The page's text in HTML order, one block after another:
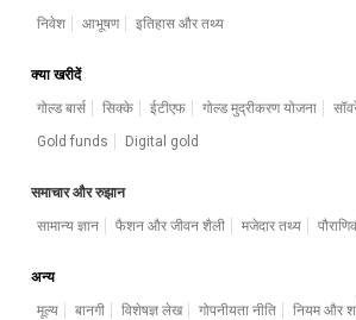
निवेश
आभूषण इतिहास और तथ्य
क्या खरीदें
गोल्ड बार्स
सिक्के ईटीएफ गोल्ड मुद्रीकरण योजना
Gold funds
Digital gold
समाचार और रुझान
सामान्य ज्ञान
फैशन और जीवन शैली मजेदार तथ्य
अन्य
मूल्य
बानगी विशेषज्ञ लेख गोपनीयता नीति नियम और